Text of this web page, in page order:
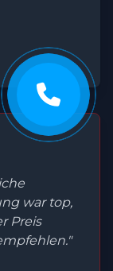
war top,
Preis